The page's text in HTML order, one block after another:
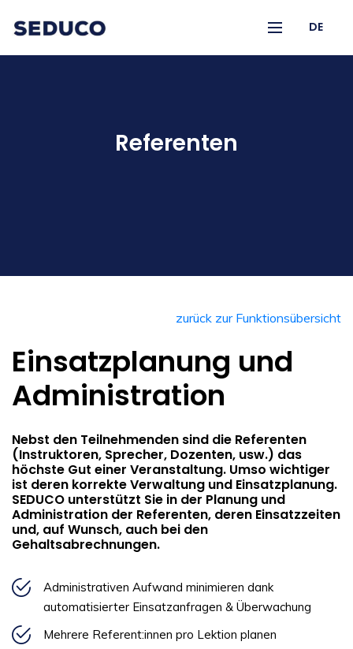
DE
Referenten
zurück zur Funktionsübersicht
Einsatzplanung und
Administration
Nebst den Teilnehmenden sind die Referenten
(Instruktoren, Sprecher, Dozenten, usw.) das
höchste Gut einer Veranstaltung. Umso wichtiger
ist deren korrekte Verwaltung und Einsatzplanung.
SEDUCO unterstützt Sie in der Planung und
Administration der Referenten, deren Einsatzzeiten
und, auf Wunsch, auch bei den
Gehaltsabrechnungen.
Administrativen Aufwand minimieren dank
automatisierter Einsatzanfragen & Überwachung
Mehrere Referent:innen pro Lektion planen